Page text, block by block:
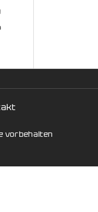
vorbehalten